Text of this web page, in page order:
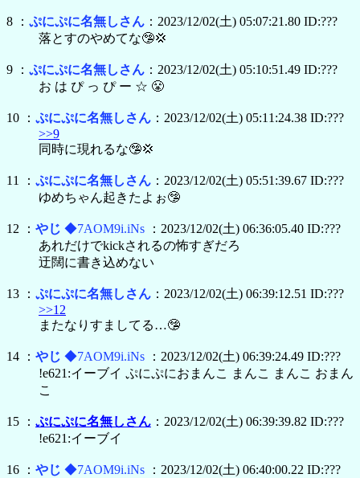
8 ： ぷにぷに名無しさん ：2023/12/02(土) 05:07:21.80 ID:???
落とすのやめてな🤥💢
9 ： ぷにぷに名無しさん ：2023/12/02(土) 05:10:51.49 ID:???
お は ぴ っ ぴ ー ☆ 😤
10 ： ぷにぷに名無しさん ：2023/12/02(土) 05:11:24.38 ID:???
>>9
同時に現れるな🤥💢
11 ： ぷにぷに名無しさん ：2023/12/02(土) 05:51:39.67 ID:???
ゆめちゃん起きたよぉ🤥
12 ： やじ ◆7AOM9i.iNs
：2023/12/02(土) 06:36:05.40 ID:???
あれだけでkickされるの怖すぎだろ
迂闊に書き込めない
13 ： ぷにぷに名無しさん ：2023/12/02(土) 06:39:12.51 ID:???
>>12
またなりすましてる…🤥
14 ： やじ ◆7AOM9i.iNs
：2023/12/02(土) 06:39:24.49 ID:???
!e621:イーブイ ぷにぷにおまんこ まんこ まんこ おまん
こ
15 ： ぷにぷに名無しさん ：2023/12/02(土) 06:39:39.82 ID:???
!e621:イーブイ
16 ： やじ ◆7AOM9i.iNs
：2023/12/02(土) 06:40:00.22 ID:???